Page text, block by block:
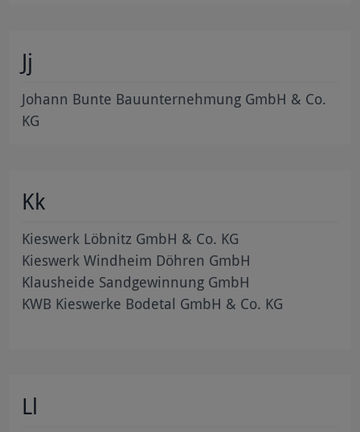
Jj
Johann Bunte Bauunternehmung GmbH & Co.
KG
Kk
Kieswerk Löbnitz GmbH & Co. KG
Kieswerk Windheim Döhren GmbH
Klausheide Sandgewinnung GmbH
KWB Kieswerke Bodetal GmbH & Co. KG
Ll